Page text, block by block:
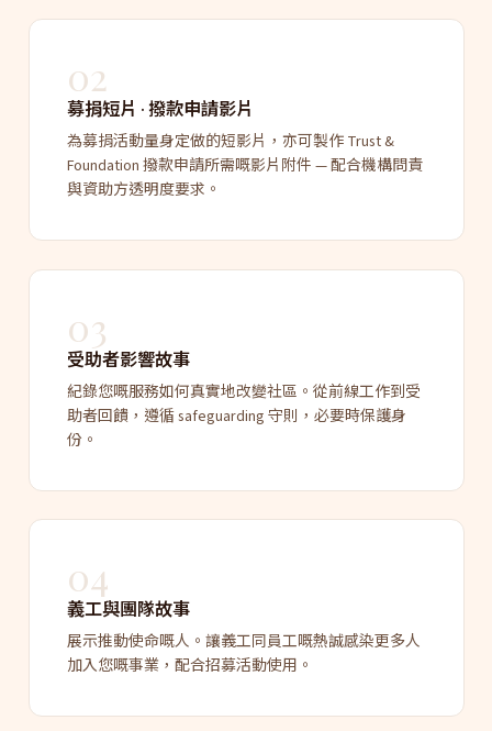
02
募捐短片 · 撥款申請影片
為募捐活動量身定做的短影片，亦可製作 Trust &
Foundation 撥款申請所需嘅影片附件 — 配合機構問責
與資助方透明度要求。
03
受助者影響故事
紀錄您嘅服務如何真實地改變社區。從前線工作到受
助者回饋，遵循 safeguarding 守則，必要時保護身
份。
04
義工與團隊故事
展示推動使命嘅人。讓義工同員工嘅熱誠感染更多人
加入您嘅事業，配合招募活動使用。